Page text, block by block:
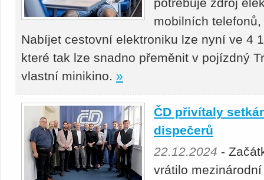
mobilních
Nabíjet cestovní elektroniku lze nyní ve 4
které tak lze snadno přeměnit v pojízdný
vlastní minikino. »
ČD přivítaly
dispečerů
22.12.2024 -
vrátilo